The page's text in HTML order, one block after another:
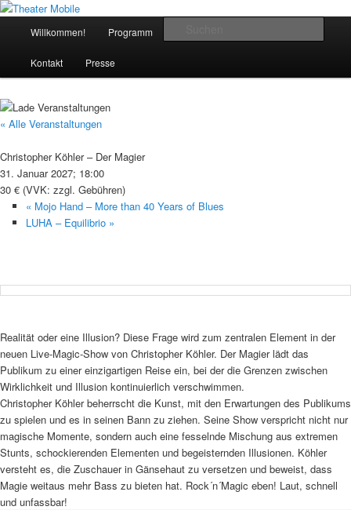
Zum
wechseln
Theater Mobile
Das schoenste Theater an der Bergstrasse
Willkommen! Programm
Kontakt Presse
« Alle Veranstaltungen
Christopher Köhler – Der Magier
31. Januar 2027; 18:00
30 € (VVK: zzgl. Gebühren)
« Mojo Hand – More than 40 Years of Blues
LUHA – Equilibrio »
Realität oder eine Illusion? Diese Frage wird zum zentralen Element in der
neuen Live-Magic-Show von Christopher Köhler. Der Magier lädt das
Publikum zu einer einzigartigen Reise ein, bei der die Grenzen zwischen
Wirklichkeit und Illusion kontinuierlich verschwimmen.
Christopher Köhler beherrscht die Kunst, mit den Erwartungen des Publikums
zu spielen und es in seinen Bann zu ziehen. Seine Show verspricht nicht nur
magische Momente, sondern auch eine fesselnde Mischung aus extremen
Stunts, schockierenden Elementen und begeisternden Illusionen. Köhler
versteht es, die Zuschauer in Gänsehaut zu versetzen und beweist, dass
Magie weitaus mehr Bass zu bieten hat. Rock´n´Magic eben! Laut, schnell
und unfassbar!